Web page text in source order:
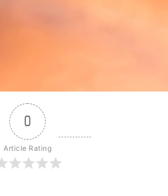
0
Article Rating